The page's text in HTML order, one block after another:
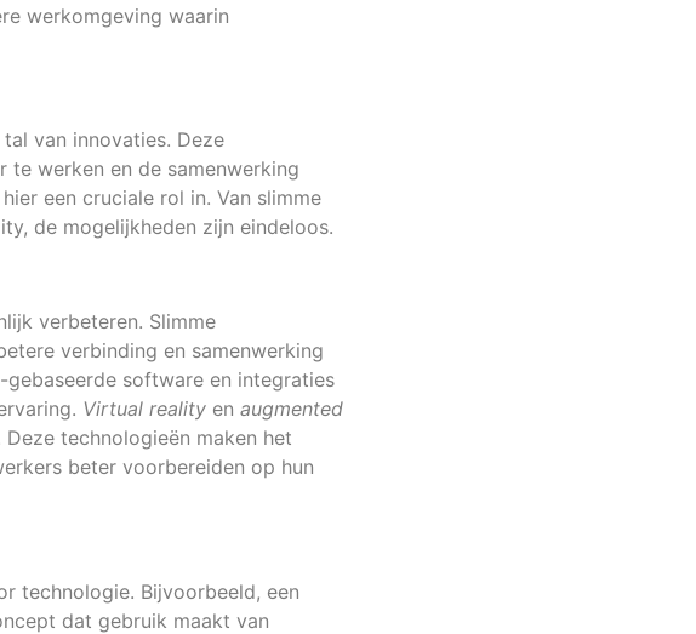
werkomgeving waarin
van innovaties. Deze
werken en de samenwerking
een cruciale rol in. Van slimme
de mogelijkheden zijn eindeloos.
verbeteren. Slimme
verbinding en samenwerking
software en integraties
Virtual reality en augmented
technologieën maken het
beter voorbereiden op hun
technologie. Bijvoorbeeld, een
dat gebruik maakt van